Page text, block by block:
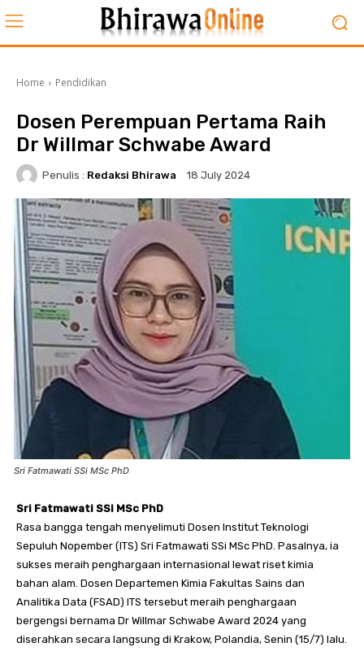
Home Pendidikan
Dosen Perempuan Pertama Raih
Dr Willmar Schwabe Award
Penulis : Redaksi Bhirawa 18 July 2024
Sri Fatmawati SSi MSc PhD
Sri Fatmawati SSi MSc PhD
Rasa bangga tengah menyelimuti Dosen Institut Teknologi
Sepuluh Nopember (ITS) Sri Fatmawati SSi MSc PhD. Pasalnya, ia
sukses meraih penghargaan internasional lewat riset kimia
bahan alam. Dosen Departemen Kimia Fakultas Sains dan
Analitika Data (FSAD) ITS tersebut meraih penghargaan
bergengsi bernama Dr Willmar Schwabe Award 2024 yang
diserahkan secara langsung di Krakow, Polandia, Senin (15/7) lalu.